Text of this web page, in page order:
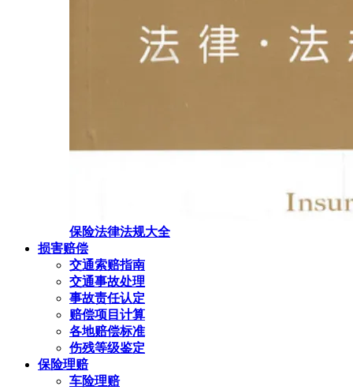
保险法律法规大全
损害赔偿
交通索赔指南
交通事故处理
事故责任认定
赔偿项目计算
各地赔偿标准
伤残等级鉴定
保险理赔
车险理赔